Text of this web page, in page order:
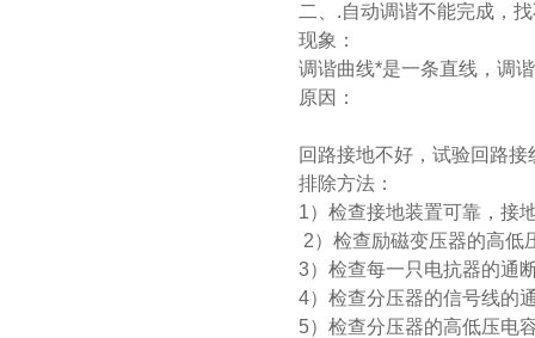
二、.自动调谐不能完成，
现象：
调谐曲线*是一条直线，调
原因：
回路接地不好，试验回路
排除方法：
1）检查接地装置可靠，接
2）检查励磁变压器的高低
3）检查每一只电抗器的通
4）检查分压器的信号线的
5）检查分压器的高低压电